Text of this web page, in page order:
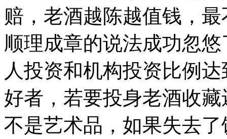
赔，老酒越陈越值钱，
顺理成章的说法成功忽
人投资和机构投资比例
好者，若要投身老酒收
不是艺术品，如果失去